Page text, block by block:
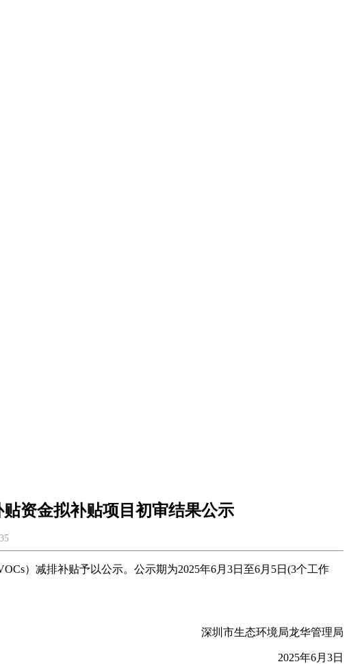
资金拟补贴项目初审结果公示
）减排补贴予以公示。公示期为2025年6月3日至6月5日(3个工作
深圳市生态环境局龙华管理局
2025年6月3日